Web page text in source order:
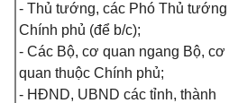
- Thủ tướng, các Phó Thủ tướng
Chính phủ (để b/c);
- Các Bộ, cơ quan ngang Bộ, cơ
quan thuộc Chính phủ;
- HĐND, UBND các tỉnh, thành